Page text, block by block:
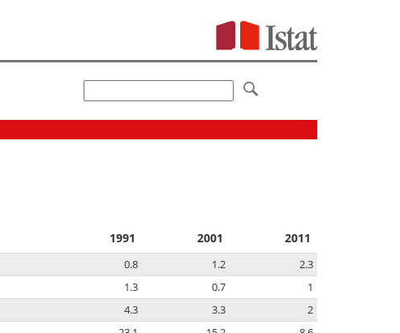
1991 2001 2011
0.8 1.2
2.3
1.3 0.7
1
4.3 3.3
2